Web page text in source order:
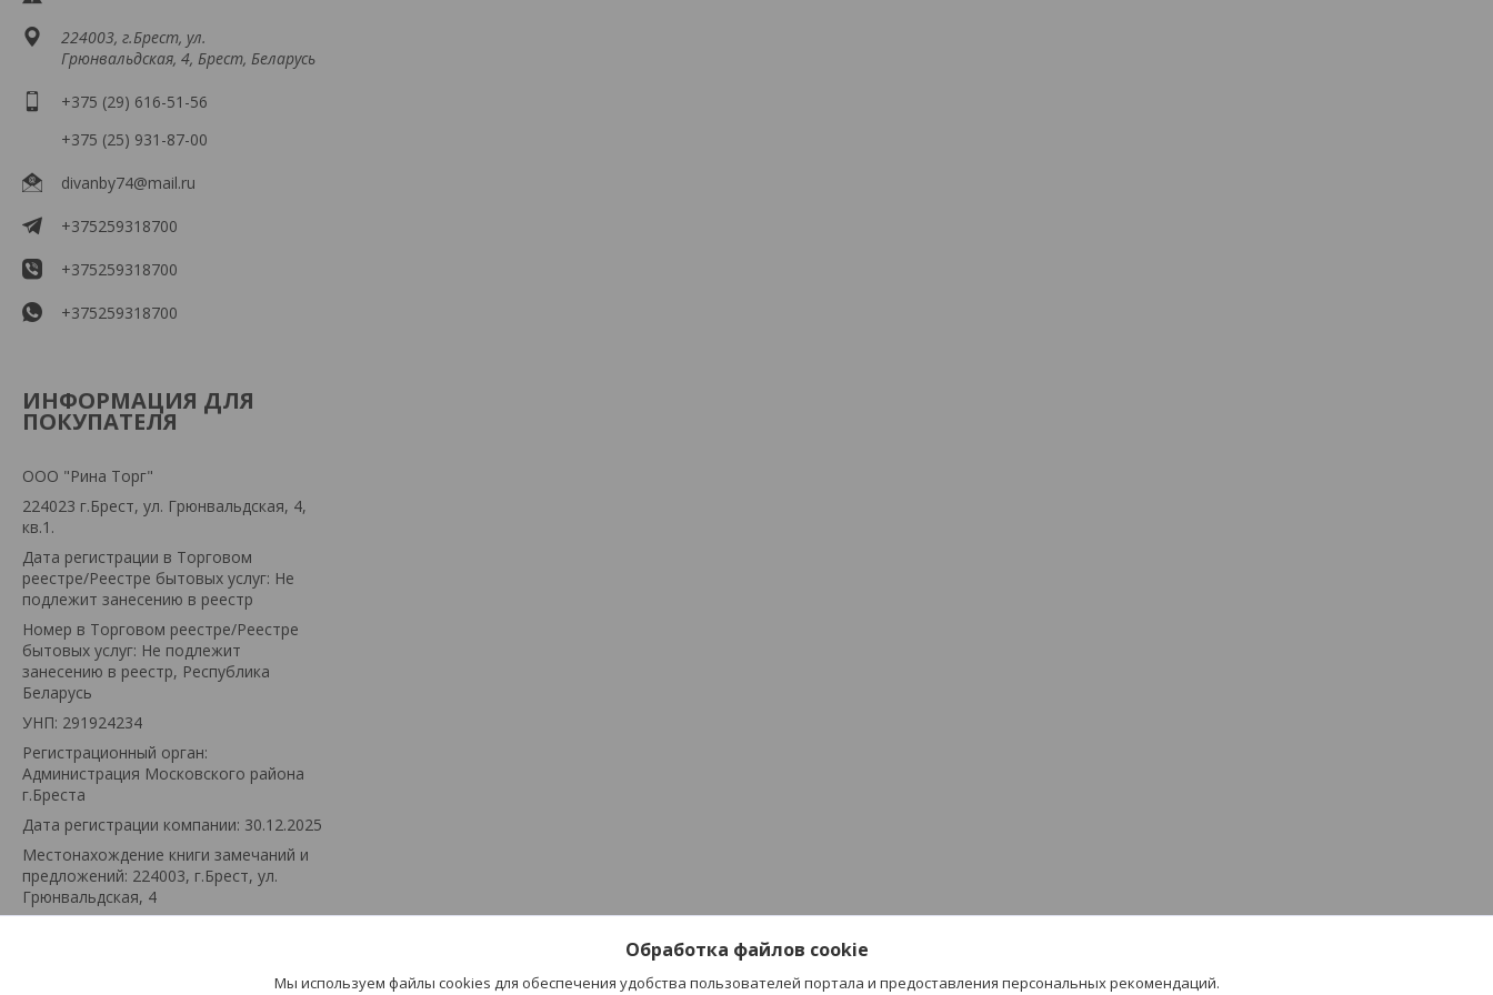
224003, г.Брест, ул.
Грюнвальдская, 4, Брест, Беларусь
+375 (29) 616-51-56
+375 (25) 931-87-00
divanby74@mail.ru
+375259318700
+375259318700
+375259318700
ИНФОРМАЦИЯ ДЛЯ
ПОКУПАТЕЛЯ
ООО "Рина Торг"
224023 г.Брест, ул. Грюнвальдская, 4,
кв.1.
Дата регистрации в Торговом
реестре/Реестре бытовых услуг: Не
подлежит занесению в реестр
Номер в Торговом реестре/Реестре
бытовых услуг: Не подлежит
занесению в реестр, Республика
Беларусь
УНП: 291924234
Регистрационный орган:
Администрация Московского района
г.Бреста
Дата регистрации компании: 30.12.2025
Местонахождение книги замечаний и
предложений: 224003, г.Брест, ул.
Грюнвальдская, 4
Обработка файлов cookie
Мы используем файлы cookies для обеспечения удобства пользователей портала и предоставления персональных рекомендаций.